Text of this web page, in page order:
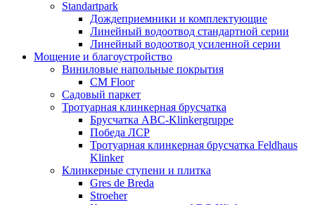
Standartpark
Дождеприемники и комплектующие
Линейный водоотвод стандартной серии
Линейный водоотвод усиленной серии
Мощение и благоустройство
Виниловые напольные покрытия
CM Floor
Садовый паркет
Тротуарная клинкерная брусчатка
Брусчатка АВС-Klinkergruppe
Победа ЛСР
Тротуарная клинкерная брусчатка Feldhaus
Klinker
Клинкерные ступени и плитка
Gres de Breda
Stroeher